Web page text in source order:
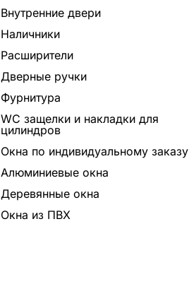
Внутренние двери
Наличники
Расширители
Дверные ручки
Фурнитура
WC защелки и накладки для
цилиндров
Окна по индивидуальному заказу
Алюминиевые окна
Деревянные окна
Окна из ПВХ